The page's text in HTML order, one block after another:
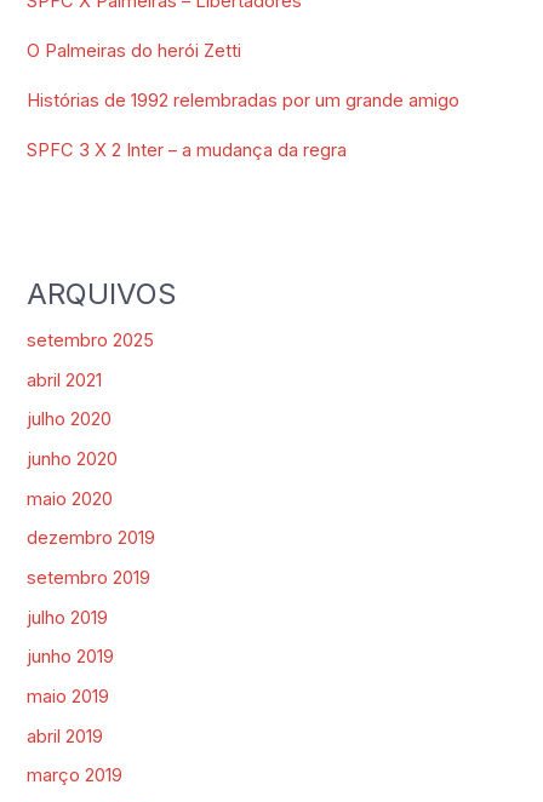
O Palmeiras do herói Zetti
Histórias de 1992 relembradas por um grande amigo
SPFC 3 X 2 Inter – a mudança da regra
ARQUIVOS
setembro 2025
abril 2021
julho 2020
junho 2020
maio 2020
dezembro 2019
setembro 2019
julho 2019
junho 2019
maio 2019
abril 2019
março 2019